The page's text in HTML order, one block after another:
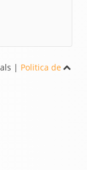
| Politica de